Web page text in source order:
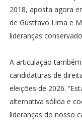
2018, aposta agora
de Gusttavo Lima e
lideranças
A articulação
candidaturas de
eleições de 2026.
alternativa sólida e
lideranças do nosso